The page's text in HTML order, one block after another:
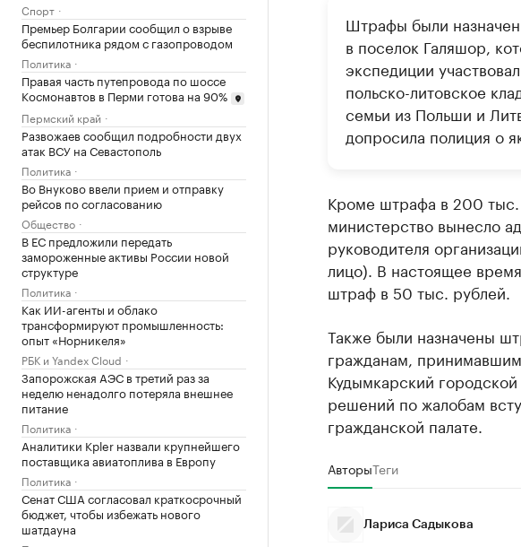
Спорт
Премьер Болгарии сообщил о взрыве
беспилотника рядом с газопроводом
Политика
Правая часть путепровода по шоссе
Космонавтов в Перми готова на 90%
Пермский край
Развожаев сообщил подробности двух
атак ВСУ на Севастополь
Политика
Во Внуково ввели прием и отправку
рейсов по согласованию
Общество
В ЕС предложили передать
замороженные активы России новой
структуре
Политика
Как ИИ-агенты и облако
трансформируют промышленность:
опыт «Норникеля»
РБК и Yandex Cloud
Запорожская АЭС в третий раз за
неделю ненадолго потеряла внешнее
питание
Политика
Аналитики Kpler назвали крупнейшего
поставщика авиатоплива в Европу
Политика
Сенат США согласовал краткосрочный
бюджет, чтобы избежать нового
шатдауна
Штрафы были
в поселок Галяшор,
экспедиции
польско-литовское
семьи из Польши и
допросила полиция о
Кроме штрафа в 200 тыс.
министерство вынесло
руководителя
лицо). В настоящее
штраф в 50 тыс. рублей.
Также были назначены
гражданам,
Кудымкарский
решений по жалобам
гражданской палате.
АвторыТеги
Лариса Садыкова